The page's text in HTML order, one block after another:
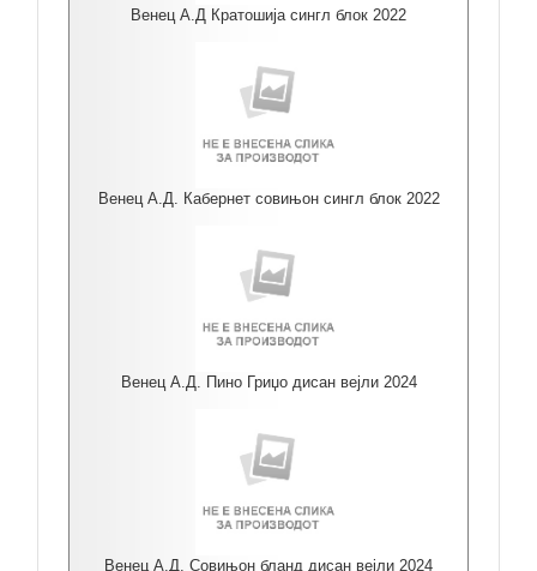
Венец А.Д Кратошија сингл блок 2022
Венец А.Д. Кабернет совињон сингл блок 2022
Венец А.Д. Пино Гриџо дисан вејли 2024
Венец А.Д. Совињон бланд дисан вејли 2024